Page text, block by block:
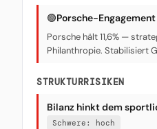
🟢Porsche-Engagement
Porsche hält 11,6% —
Philanthropie. Stabilisiert
STRUKTURRISIKEN
Bilanz hinkt dem
Schwere: hoch